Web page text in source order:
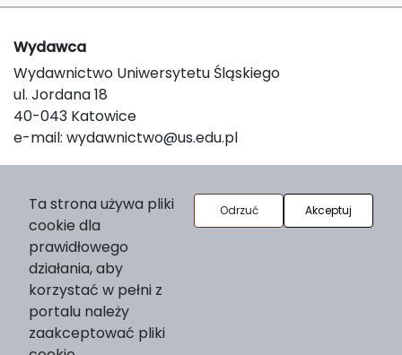
Wydawca
Wydawnictwo Uniwersytetu Śląskiego
ul. Jordana 18
40-043 Katowice
e-mail: wydawnictwo@us.edu.pl
O platformie
© 2025 Uniwersytet Śląski w Katowicach
Support & Customization by LIBCOM
Platform & Workflow by OJS/PKP
Ta strona używa pliki
cookie dla
prawidłowego
działania, aby
korzystać w pełni z
portalu należy
zaakceptować pliki
Odrzuć Akceptuj